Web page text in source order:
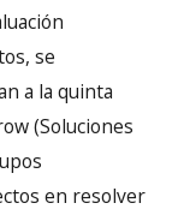
se
a la quinta
(Soluciones
en resolver